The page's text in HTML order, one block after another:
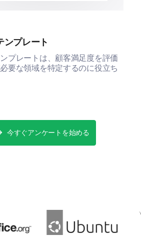
can you provide detailed
suggestions you might have?
ンプレート
プレートは、顧客満足度を評価
要な領域を特定するのに役立ち
今すぐアンケートを始める